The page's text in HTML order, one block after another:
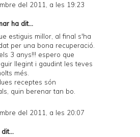
del 2011, a les 19:23
ha dit...
estiguis millor, al final s'ha
per una bona recuperació.
3 anys!!! espero que
llegint i gaudint les teves
més.
receptes són
quin berenar tan bo.
del 2011, a les 20:07
dit...